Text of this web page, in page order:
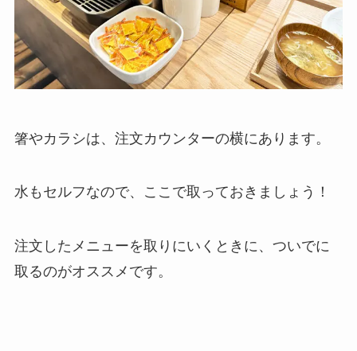
箸やカラシは、注文カウンターの横にあります。
水もセルフなので、ここで取っておきましょう！
注文したメニューを取りにいくときに、ついでに
取るのがオススメです。